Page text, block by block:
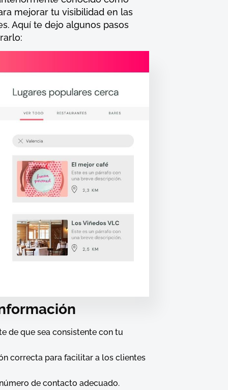
mejorar tu visibilidad en las
Aquí te dejo algunos pasos
de que sea consistente con tu
correcta para facilitar a los clientes
de contacto adecuado.